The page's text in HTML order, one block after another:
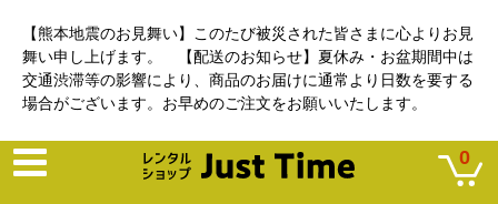
【熊本地震のお見舞い】このたび被災された皆さまに心よりお見
舞い申し上げます。 【配送のお知らせ】夏休み・お盆期間中は
交通渋滞等の影響により、商品のお届けに通常より日数を要する
場合がございます。お早めのご注文をお願いいたします。
0